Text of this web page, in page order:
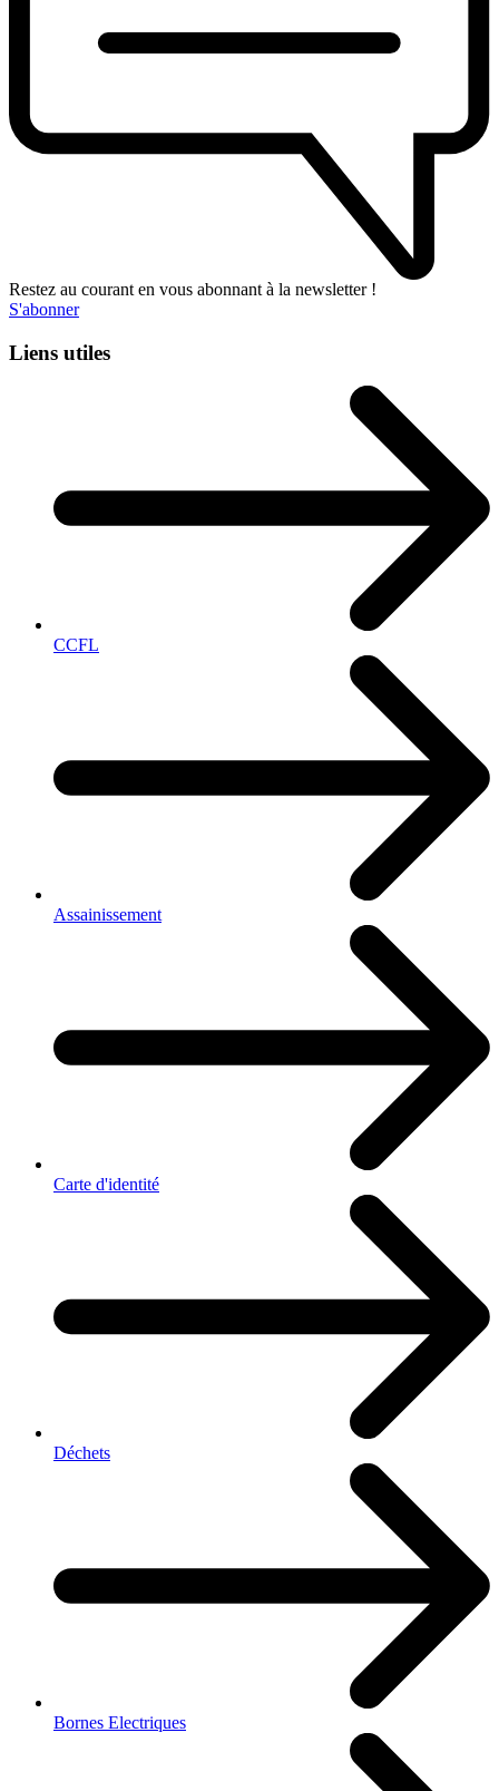
Restez au courant en vous abonnant à la newsletter !
S'abonner
Liens utiles
CCFL
Assainissement
Carte d'identité
Déchets
Bornes Electriques